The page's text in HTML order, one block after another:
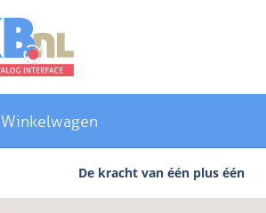
Winkelwagen
De kracht van één plus één